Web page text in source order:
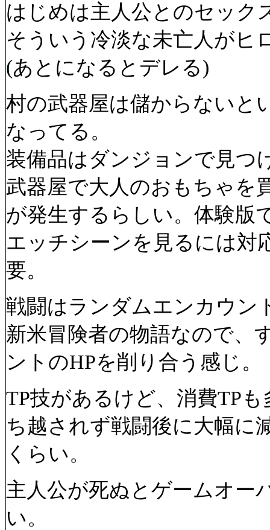
はじめは主人公とのセック
そういう冷淡な未亡人がヒ
(あとになるとデレる)
村の武器屋は儲からないと
なってる。
装備品はダンジョンで見つ
武器屋で大人のおもちゃを
が発生するらしい。体験版
エッチシーンを見るには対
要。
戦闘はランダムエンカウン
新米冒険者の物語なので、
ントのHPを削り合う感じ。
TP技があるけど、消費TP
ち越されず戦闘後に大幅に
くらい。
主人公が死ぬとゲームオー
い。